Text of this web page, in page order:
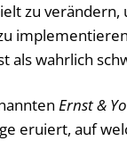
zu verändern,
als wahrlich
Ernst &
eruiert, auf